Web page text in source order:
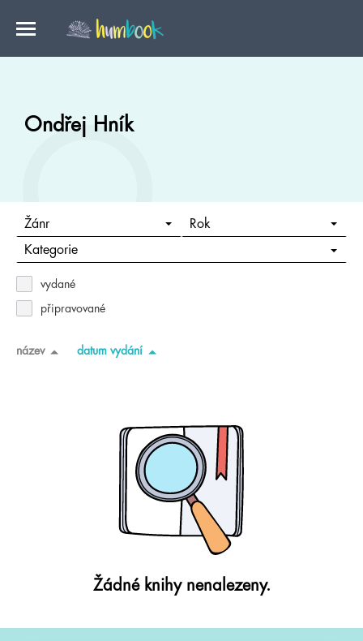
Ondřej Hník
Žánr Rok
Kategorie
vydané
připravované
název datum vydání
Žádné knihy nenalezeny.